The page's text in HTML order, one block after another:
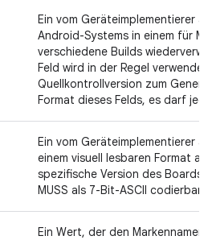
Ein vom Geräteimplementierer
Android-Systems in einem für
verschiedene Builds
Feld wird in der Regel
Quellkontrollversion zum
Format dieses Felds, es darf
Ein vom Geräteimplementierer
einem visuell lesbaren Format
spezifische Version des Boards
MUSS als 7-Bit-ASCII codierbar
Ein Wert, der den